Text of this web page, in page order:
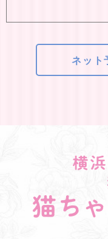
ネット